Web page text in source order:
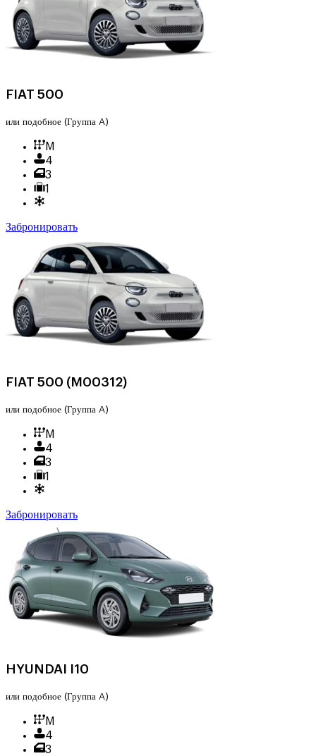
FIAT 500
или подобное (Группа A)
M
4
3
1
Забронировать
FIAT 500 (M00312)
или подобное (Группа A)
M
4
3
1
Забронировать
HYUNDAI I10
или подобное (Группа A)
M
4
3